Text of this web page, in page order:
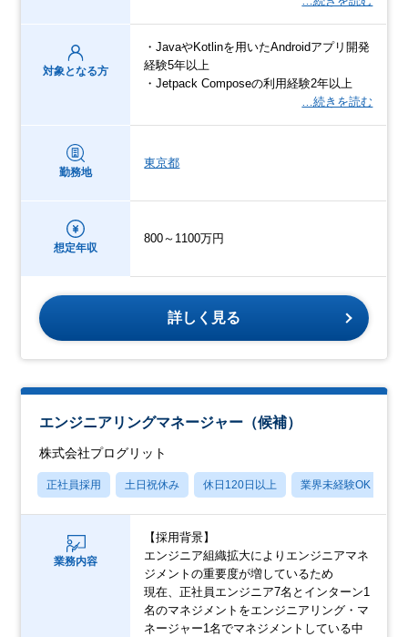
対象となる方
・JavaやKotlinを用いたAndroidアプリ開発
経験5年以上
・Jetpack Composeの利用経験2年以上
…続きを読む
勤務地
東京都
想定年収
800～1100万円
詳しく見る
エンジニアリングマネージャー（候補）
株式会社プログリット
正社員採用 土日祝休み 休日120日以上 業界未経験OK
業務内容
【採用背景】
エンジニア組織拡大によりエンジニアマネ
ジメントの重要度が増しているため
現在、正社員エンジニア7名とインターン1
名のマネジメントをエンジニアリング・マ
ネージャー1名でマネジメントしている中